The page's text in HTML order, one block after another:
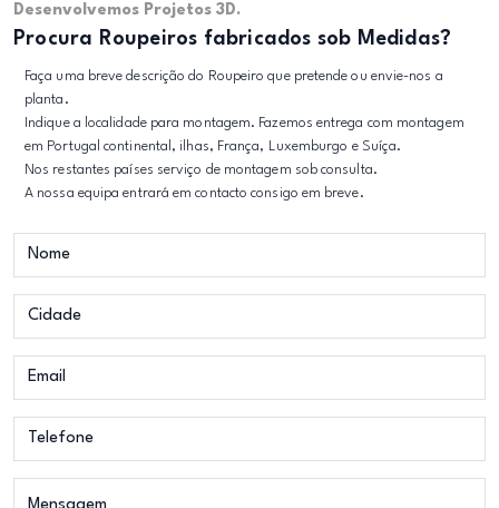
Desenvolvemos Projetos 3D.
Procura Roupeiros fabricados sob Medidas?
Faça uma breve descrição do Roupeiro que pretende ou envie-nos a
planta.
Indique a localidade para montagem. Fazemos entrega com montagem
em Portugal continental, ilhas, França, Luxemburgo e Suíça.
Nos restantes países serviço de montagem sob consulta.
A nossa equipa entrará em contacto consigo em breve.